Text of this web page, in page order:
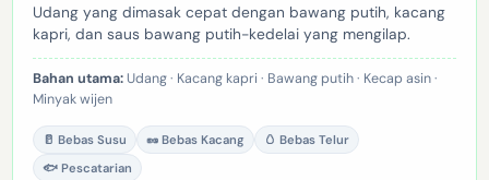
Udang yang dimasak cepat dengan bawang putih, kacang
kapri, dan saus bawang putih-kedelai yang mengilap.
Bahan utama:Udang · Kacang kapri · Bawang putih · Kecap asin ·
Minyak wijen
🥛 Bebas Susu 🥜 Bebas Kacang
🥚 Bebas Telur
🐟 Pescatarian